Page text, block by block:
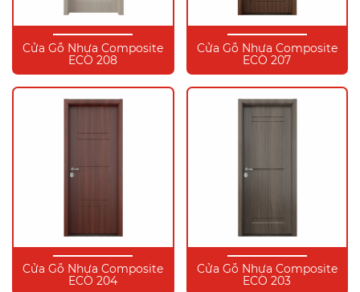
Cửa Gỗ Nhựa Composite
ECO 208
Cửa Gỗ Nhựa Composite
ECO 207
Cửa Gỗ Nhựa Composite
ECO 204
Cửa Gỗ Nhựa Composite
ECO 203